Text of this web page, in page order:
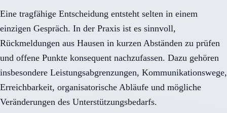
Eine tragfähige Entscheidung entsteht selten in einem
einzigen Gespräch. In der Praxis ist es sinnvoll,
Rückmeldungen aus Hausen in kurzen Abständen zu prüfen
und offene Punkte konsequent nachzufassen. Dazu gehören
insbesondere Leistungsabgrenzungen, Kommunikationswege,
Erreichbarkeit, organisatorische Abläufe und mögliche
Veränderungen des Unterstützungsbedarfs.